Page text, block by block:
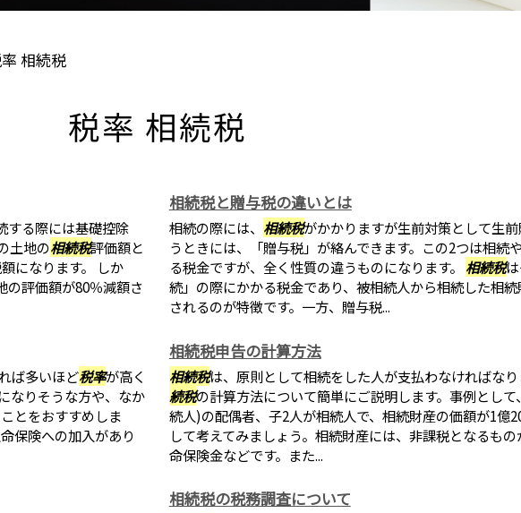
相続税
税率 相続税
する際には基礎控除
土地の相続税評価額と
になります。 しか
の評価額が80％減額さ
相続税と贈与税の違いとは
相続の際には、 相続税がかかりますが生前対策として生
うときには、「贈与税」が絡んできます。この2つは相続
る税金ですが、全く性質の違うものになります。 相続税
続」の際にかかる税金であり、被相続人から相続した相
されるのが特徴です。一方、贈与税...
ば多いほど税率が高く
なりそうな方や、なか
とをおすすめしま
保険への加入があり
相続税申告の計算方法
相続税は、原則として相続をした人が支払わなければな
続税の計算方法について簡単にご説明します。事例とし
続人)の配偶者、子2人が相続人で、相続財産の価額が1億
して考えてみましょう。相続財産には、非課税となるも
命保険金などです。また...
相続税の税務調査について